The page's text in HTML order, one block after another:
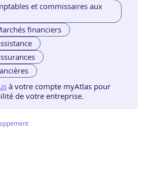
et commissaires aux
financiers
à votre compte myAtlas pour
de votre entreprise.